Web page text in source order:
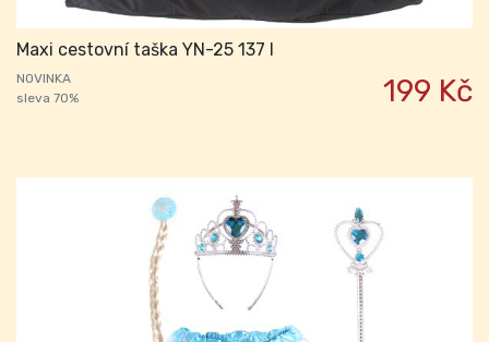
Maxi cestovní taška YN-25 137 l
NOVINKA
sleva 70%
199 Kč